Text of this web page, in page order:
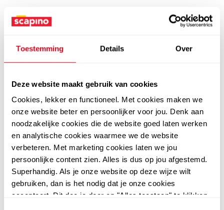
Toestemming Details Over
Deze website maakt gebruik van cookies
Cookies, lekker en functioneel. Met cookies maken we
onze website beter en persoonlijker voor jou. Denk aan
noodzakelijke cookies die de website goed laten werken
en analytische cookies waarmee we de website
verbeteren. Met marketing cookies laten we jou
persoonlijke content zien. Alles is dus op jou afgestemd.
Superhandig. Als je onze website op deze wijze wilt
gebruiken, dan is het nodig dat je onze cookies
accepteert. Dit doe je door op "Alles toestaan" te klikken.